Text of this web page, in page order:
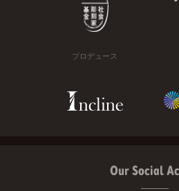
プロデュース
Our Social